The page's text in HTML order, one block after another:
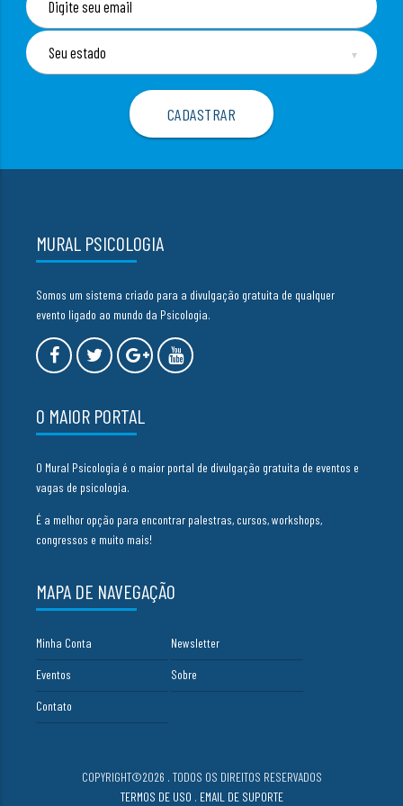
▼
MURAL PSICOLOGIA
Somos um sistema criado para a divulgação gratuita de qualquer
evento ligado ao mundo da Psicologia.
O MAIOR PORTAL
O Mural Psicologia é o maior portal de divulgação gratuita de eventos e
vagas de psicologia.
É a melhor opção para encontrar palestras, cursos, workshops,
congressos e muito mais!
MAPA DE NAVEGAÇÃO
Minha Conta Newsletter
Eventos Sobre
Contato
COPYRIGHT©2026 . TODOS OS DIREITOS RESERVADOS
TERMOS DE USO . EMAIL DE SUPORTE